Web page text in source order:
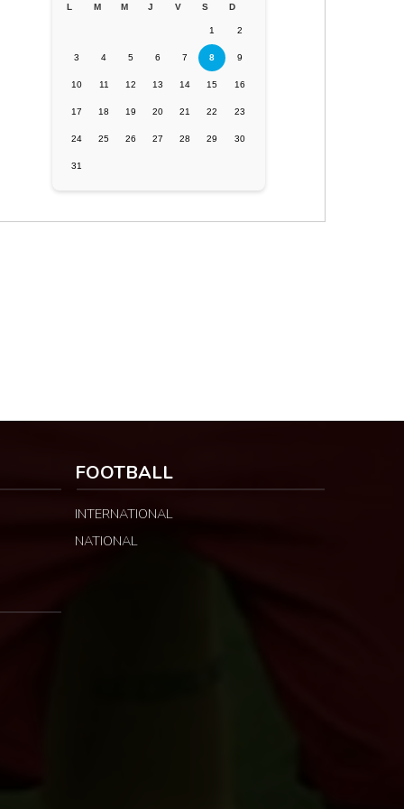
L M M J V S D
1 2
3 4 5 6 7 8 9
10 11 12 13 14 15 16
17 18 19 20 21 22 23
24 25 26 27 28 29 30
31
FOOTBALL
INTERNATIONAL
NATIONAL